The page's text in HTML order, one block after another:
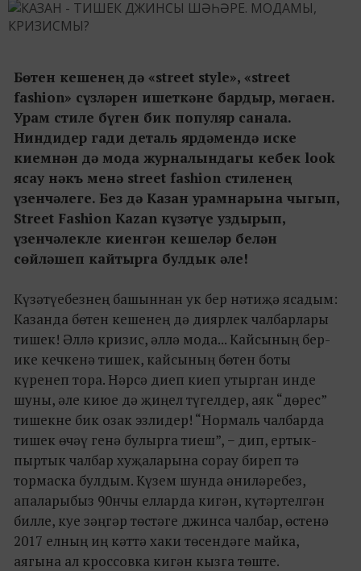
Бөтен кешенең дә «street style», «street
fashion» сүзләрен ишеткәне бардыр, мөгаен.
Урам стиле бүген бик популяр санала.
Ниндидер гади деталь ярдәмендә иске
киемнән дә мода журналындагы кебек look
ясау нәкъ менә street fashion стиленең
үзенчәлеге. Без дә Казан урамнарына чыгып,
Street Fashion Kazan күзәтүе уздырып,
үзенчәлекле киенгән кешеләр белән
сөйләшеп кайтырга булдык әле!
Күзәтүебезнең башыннан ук бер нәтиҗә ясадым:
Казанда бөтен кешенең дә диярлек чалбарлары
тишек! Әллә кризис, әллә мода... Кайсының бер-
ике кечкенә тишек, кайсының бөтен боты
күренеп тора. Нәрсә диеп киеп утырган инде
шуны, әле киюе дә җиңел түгелдер, аяк “дөрес”
тишекне бик озак эзлидер! “Нормаль чалбарда
тишек өчәү генә булырга тиеш”, − дип, ертык-
пыртык чалбар хуҗаларына сорау биреп тә
тормаска булдым. Күзем шунда әниләребез,
апаларыбыз 90нчы елларда кигән, күтәртелгән
билле, куе зәңгәр төстәге джинса чалбар, өстенә
2017 елның иң кәттә хаки төсендәге майка,
аягына ал кроссовка кигән кызга төште.